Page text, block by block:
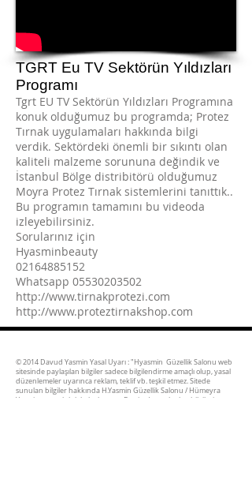
TGRT Eu TV Sektörün Yıldızları
Programı
Tgrt EU TV Sektörün Yıldızları Programına
konuk olduğumuz bu programda; Protez
Tırnak uygulamaları hakkında bilgi
verdik. Sektördeki önemli bir sıkıntı olan
kaliteli malzeme sorununa değindik ve
İstanbul Bölge distribitörü olduğumuz
Moyra Protez Tırnak sistemlerini tanıttık..
Bu programın tamamını bu videoda
izleyebilirsiniz.
Sorularınız için
Hyasminbeauty
02164885152
Whatsapp 05530203502
http://www.tirnakprotezi.com
http://www.proteztirnakshop.com
© 2014 Davud Yasmin Yasal Uyarı :"Hyasmin Güzellik Salonu web
sitesinde paylaşılan bilgiler sadece bilgilendirme amaçlı olup, yasal
düzenlemeler uyarınca reklam, teklif vb. teşkil etmez. Sitede
sunulan bilgiler hakkında H.Yasmin Güzellik Salonu / Hümeyra
Yasmin sorumluluk kabul etmez. Bu sitede paylaşılan bilgileri ve